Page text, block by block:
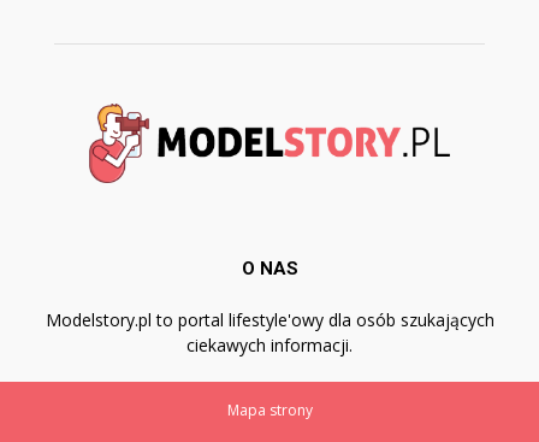
O NAS
Modelstory.pl to portal lifestyle'owy dla osób szukających
ciekawych informacji.
Mapa strony